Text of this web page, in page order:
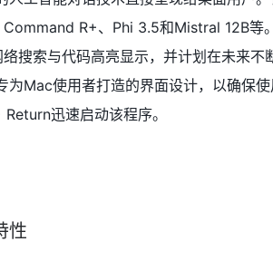
R+、Phi 3.5和Mistral 12B等。
搜索与代码高亮显示，并计划在未来不
Mac使用者打造的界面设计，以确保
迅速启动该程序。
性